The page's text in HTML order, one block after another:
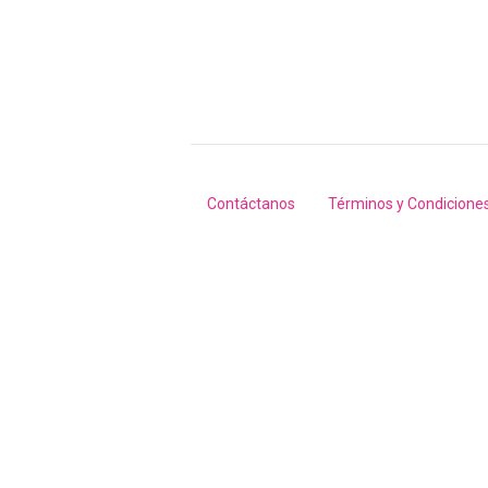
Footer
Contáctanos Términos y